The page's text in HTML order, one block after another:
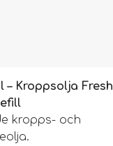
– Kroppsolja Fresh
kropps- och